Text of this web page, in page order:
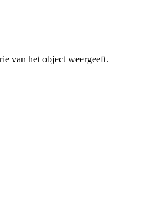
van het object weergeeft.